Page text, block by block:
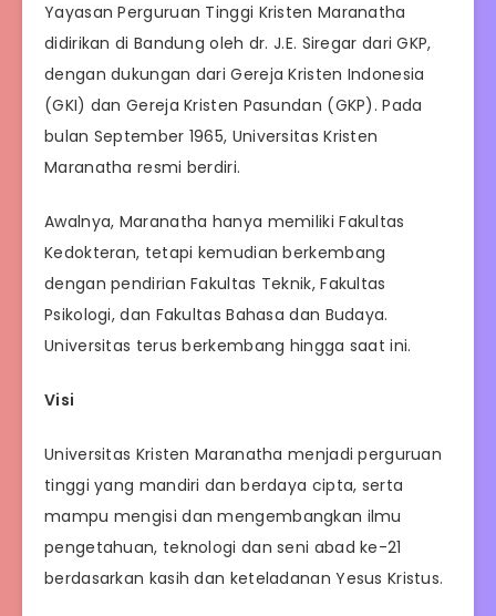
Yayasan Perguruan Tinggi Kristen Maranatha
didirikan di Bandung oleh dr. J.E. Siregar dari GKP,
dengan dukungan dari Gereja Kristen Indonesia
(GKI) dan Gereja Kristen Pasundan (GKP). Pada
bulan September 1965, Universitas Kristen
Maranatha resmi berdiri.
Awalnya, Maranatha hanya memiliki Fakultas
Kedokteran, tetapi kemudian berkembang
dengan pendirian Fakultas Teknik, Fakultas
Psikologi, dan Fakultas Bahasa dan Budaya.
Universitas terus berkembang hingga saat ini.
Visi
Universitas Kristen Maranatha menjadi perguruan
tinggi yang mandiri dan berdaya cipta, serta
mampu mengisi dan mengembangkan ilmu
pengetahuan, teknologi dan seni abad ke-21
berdasarkan kasih dan keteladanan Yesus Kristus.